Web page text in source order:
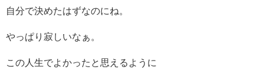
自分で決めたはずなのにね。
やっぱり寂しいなぁ。
⁡この人生でよかったと思えるように